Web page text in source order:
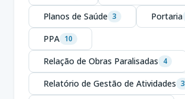
Planos de Saúde 3 Portaria
PPA 10
Relação de Obras Paralisadas 4
Relatório de Gestão de Atividades 3